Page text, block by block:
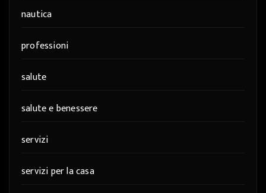
nautica
professioni
salute
salute e benessere
servizi
servizi per la casa